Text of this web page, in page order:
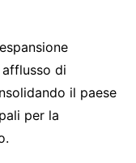
di
il paese
per la